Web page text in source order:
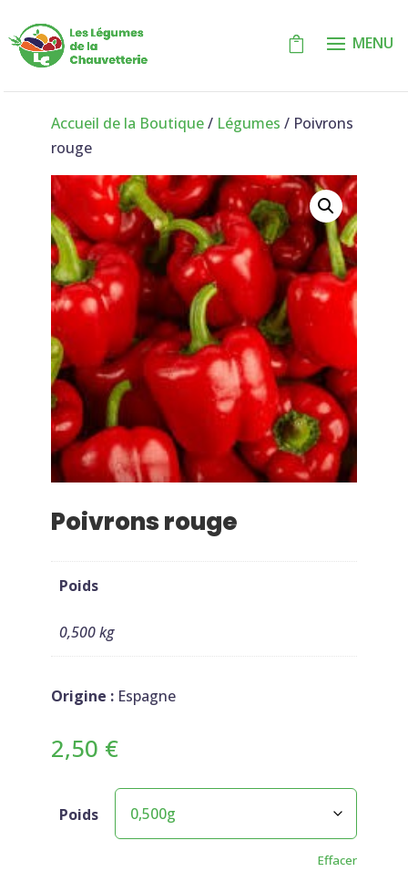
Accueil de la Boutique/ Légumes / Poivrons
rouge
Poivrons rouge
Poids
0,500 kg
Origine :Espagne
2,50 €
Poids
Effacer